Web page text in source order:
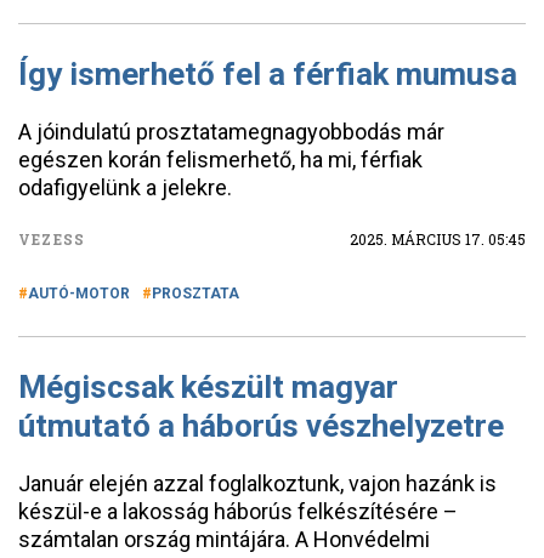
Így ismerhető fel a férfiak mumusa
A jóindulatú prosztatamegnagyobbodás már
egészen korán felismerhető, ha mi, férfiak
odafigyelünk a jelekre.
VEZESS 2025. MÁRCIUS 17. 05:45
AUTÓ-MOTOR PROSZTATA
Mégiscsak készült magyar
útmutató a háborús vészhelyzetre
Január elején azzal foglalkoztunk, vajon hazánk is
készül-e a lakosság háborús felkészítésére –
számtalan ország mintájára. A Honvédelmi